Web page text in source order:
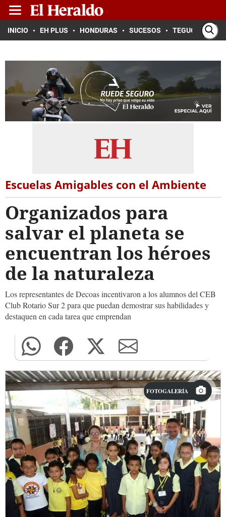
INICIO EH PLUS HONDURAS SUCESOS TEGUCIGALPA
Escuelas Amigables con el Ambiente
Organizados para
salvar el planeta se
encuentran los héroes
de la naturaleza
Los representantes de Decoas incentivaron a los alumnos del CEB
Club Rotario Sur 2 para que puedan demostrar sus habilidades y
destaquen en cada tarea que emprendan
FOTOGALERÍA